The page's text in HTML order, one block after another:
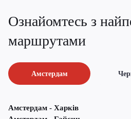
Ознайомтесь з
маршрутами
Амстердам
Амстердам - Харків